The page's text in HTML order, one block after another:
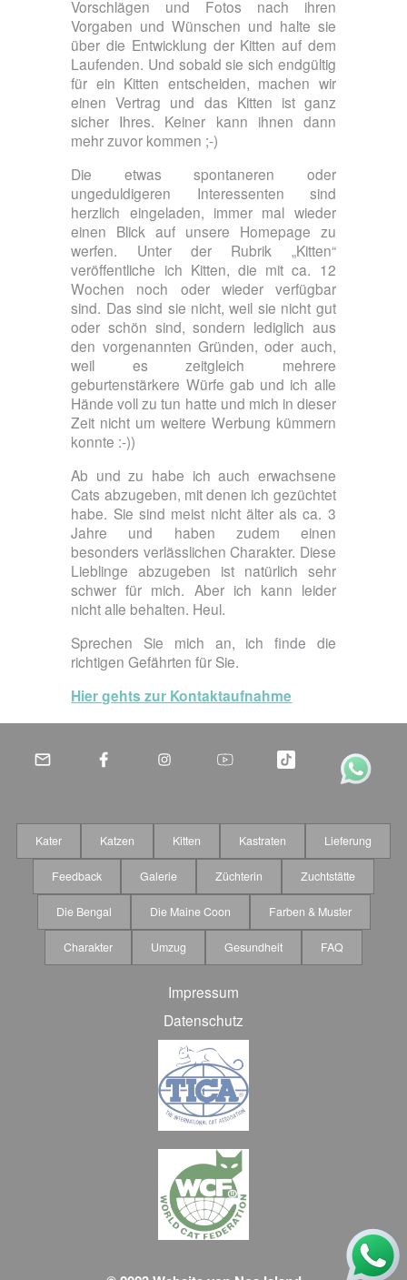
Vorschlägen und Fotos nach ihren
Vorgaben und Wünschen und halte sie
über die Entwicklung der Kitten auf dem
Laufenden. Und sobald sie sich endgültig
für ein Kitten entscheiden, machen wir
einen Vertrag und das Kitten ist ganz
sicher Ihres. Keiner kann ihnen dann
mehr zuvor kommen ;-)
Die etwas spontaneren oder
ungeduldigeren Interessenten sind
herzlich eingeladen, immer mal wieder
einen Blick auf unsere Homepage zu
werfen. Unter der Rubrik „Kitten“
veröffentliche ich Kitten, die mit ca. 12
Wochen noch oder wieder verfügbar
sind. Das sind sie nicht, weil sie nicht gut
oder schön sind, sondern lediglich aus
den vorgenannten Gründen, oder auch,
weil es zeitgleich mehrere
geburtenstärkere Würfe gab und ich alle
Hände voll zu tun hatte und mich in dieser
Zeit nicht um weitere Werbung kümmern
konnte :-))
Ab und zu habe ich auch erwachsene
Cats abzugeben, mit denen ich gezüchtet
habe. Sie sind meist nicht älter als ca. 3
Jahre und haben zudem einen
besonders verlässlichen Charakter. Diese
Lieblinge abzugeben ist natürlich sehr
schwer für mich. Aber ich kann leider
nicht alle behalten. Heul.
Sprechen Sie mich an, ich finde die
richtigen Gefährten für Sie.
Hier gehts zur Kontaktaufnahme
email
Kater Katzen Kitten Kastraten Lieferung
Feedback Galerie Züchterin Zuchtstätte
Die Bengal Die Maine Coon Farben & Muster
Charakter Umzug Gesundheit FAQ
Impressum
Datenschutz